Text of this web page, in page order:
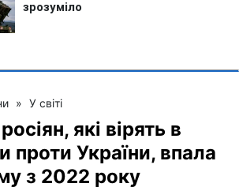
» У світі
які вірять в
проти України, впала
з 2022 року